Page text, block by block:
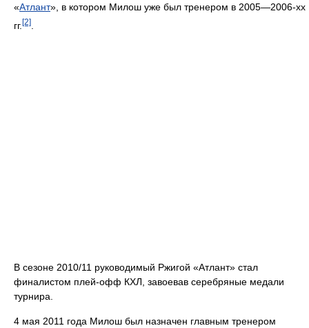
«Атлант», в котором Милош уже был тренером в 2005—2006-хх
гг.[2]
В сезоне 2010/11 руководимый Ржигой «Атлант» стал
финалистом плей-офф КХЛ, завоевав серебряные медали
турнира.
4 мая 2011 года Милош был назначен главным тренером